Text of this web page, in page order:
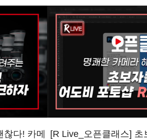
찮다! 카메 [R Live_오픈클래스] 초